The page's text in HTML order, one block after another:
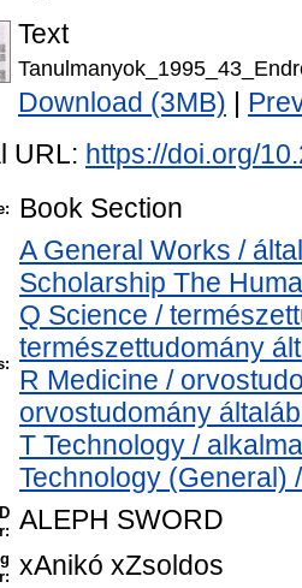
Text
Download (3MB)
URL: https://doi.org/
Book Section
A General Works /
Scholarship The
Q Science /
természettudomány
R Medicine /
orvostudomány
T Technology /
Technology (General)
ALEPH SWORD
xAnikó xZsoldos